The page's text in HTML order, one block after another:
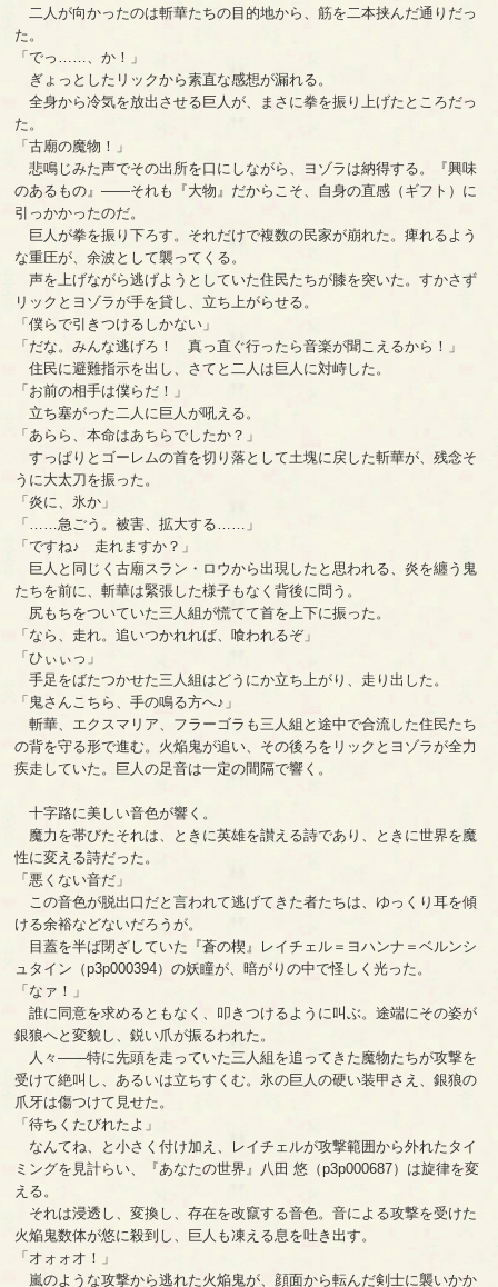
二人が向かったのは斬華たちの目的地から、筋を二本挟んだ通りだっ
た。
「でっ……、か！」
ぎょっとしたリックから素直な感想が漏れる。
全身から冷気を放出させる巨人が、まさに拳を振り上げたところだっ
た。
「古廟の魔物！」
悲鳴じみた声でその出所を口にしながら、ヨゾラは納得する。『興味
のあるもの』――それも『大物』だからこそ、自身の直感（ギフト）に
引っかかったのだ。
巨人が拳を振り下ろす。それだけで複数の民家が崩れた。痺れるよう
な重圧が、余波として襲ってくる。
声を上げながら逃げようとしていた住民たちが膝を突いた。すかさず
リックとヨゾラが手を貸し、立ち上がらせる。
「僕らで引きつけるしかない」
「だな。みんな逃げろ！ 真っ直ぐ行ったら音楽が聞こえるから！」
住民に避難指示を出し、さてと二人は巨人に対峙した。
「お前の相手は僕らだ！」
立ち塞がった二人に巨人が吼える。
「あらら、本命はあちらでしたか？」
すっぱりとゴーレムの首を切り落として土塊に戻した斬華が、残念そ
うに大太刀を振った。
「炎に、氷か」
「……急ごう。被害、拡大する……」
「ですね♪ 走れますか？」
巨人と同じく古廟スラン・ロウから出現したと思われる、炎を纏う鬼
たちを前に、斬華は緊張した様子もなく背後に問う。
尻もちをついていた三人組が慌てて首を上下に振った。
「なら、走れ。追いつかれれば、喰われるぞ」
「ひぃぃっ」
手足をばたつかせた三人組はどうにか立ち上がり、走り出した。
「鬼さんこちら、手の鳴る方へ♪」
斬華、エクスマリア、フラーゴラも三人組と途中で合流した住民たち
の背を守る形で進む。火焔鬼が追い、その後ろをリックとヨゾラが全力
疾走していた。巨人の足音は一定の間隔で響く。
十字路に美しい音色が響く。
魔力を帯びたそれは、ときに英雄を讃える詩であり、ときに世界を魔
性に変える詩だった。
「悪くない音だ」
この音色が脱出口だと言われて逃げてきた者たちは、ゆっくり耳を傾
ける余裕などないだろうが。
目蓋を半ば閉ざしていた『蒼の楔』レイチェル＝ヨハンナ＝ベルンシ
ュタイン（p3p000394）の妖瞳が、暗がりの中で怪しく光った。
「なァ！」
誰に同意を求めるともなく、叩きつけるように叫ぶ。途端にその姿が
銀狼へと変貌し、鋭い爪が振るわれた。
人々――特に先頭を走っていた三人組を追ってきた魔物たちが攻撃を
受けて絶叫し、あるいは立ちすくむ。氷の巨人の硬い装甲さえ、銀狼の
爪牙は傷つけて見せた。
「待ちくたびれたよ」
なんてね、と小さく付け加え、レイチェルが攻撃範囲から外れたタイ
ミングを見計らい、『あなたの世界』八田 悠（p3p000687）は旋律を変
える。
それは浸透し、変換し、存在を改竄する音色。音による攻撃を受けた
火焔鬼数体が悠に殺到し、巨人も凍える息を吐き出す。
「オォォオ！」
嵐のような攻撃から逃れた火焔鬼が、顔面から転んだ剣士に襲いかか